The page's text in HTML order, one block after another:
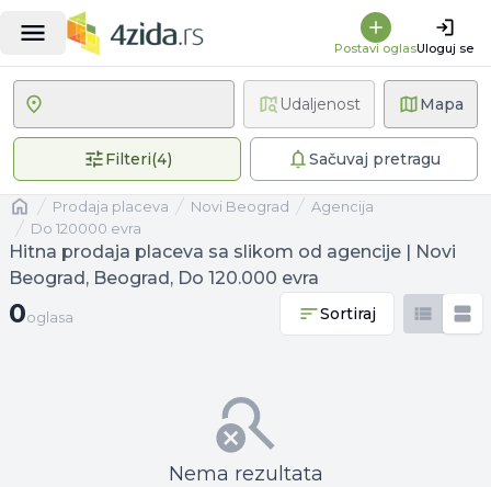
Postavi oglasUloguj se
Mapa
Filteri(4)4 primenjena filteraSačuvaj pretragu
Udaljenost
Naslovnaprodaja placeva Novi Beograd
agencija
Do 120000 evra
Hitna prodaja placeva sa slikom od agencije | Novi
Beograd, Beograd, Do 120.000 evra
0 oglasa
0oglasa Sortiraj
Nema rezultata